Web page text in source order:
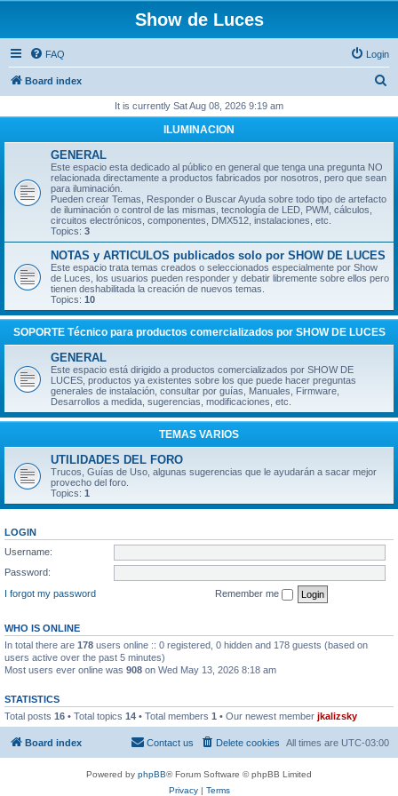
Show de Luces
FAQ Login
Board index
r
It is currently Sat Aug 08, 2026 9:19 am
ILUMINACION
GENERAL
Este espacio esta dedicado al público en general que tenga una pregunta NO
relacionada directamente a productos fabricados por nosotros, pero que sean
para iluminación.
Pueden crear Temas, Responder o Buscar Ayuda sobre todo tipo de artefacto
de iluminación o control de las mismas, tecnología de LED, PWM, cálculos,
circuitos electrónicos, componentes, DMX512, instalaciones, etc.
Topics: 3
NOTAS y ARTICULOS publicados solo por SHOW DE LUCES
Este espacio trata temas creados o seleccionados especialmente por Show
de Luces, los usuarios pueden responder y debatir libremente sobre ellos pero
tienen deshabilitada la creación de nuevos temas.
Topics: 10
SOPORTE Técnico para productos comercializados por SHOW DE LUCES
GENERAL
Este espacio está dirigido a productos comercializados por SHOW DE
LUCES, productos ya existentes sobre los que puede hacer preguntas
generales de instalación, consultar por guías, Manuales, Firmware,
Desarrollos a medida, sugerencias, modificaciones, etc.
TEMAS VARIOS
UTILIDADES DEL FORO
Trucos, Guías de Uso, algunas sugerencias que le ayudarán a sacar mejor
provecho del foro.
Topics: 1
LOGIN
Username:
Password:
I forgot my password
Remember me
WHO IS ONLINE
In total there are 178 users online :: 0 registered, 0 hidden and 178 guests (based on
users active over the past 5 minutes)
Most users ever online was 908 on Wed May 13, 2026 8:18 am
STATISTICS
Total posts 16 • Total topics 14 • Total members 1 • Our newest member jkalizsky
Board index All times are UTC-03:00
Delete cookies
Contact us
Powered by phpBB® Forum Software © phpBB Limited
Privacy| Terms